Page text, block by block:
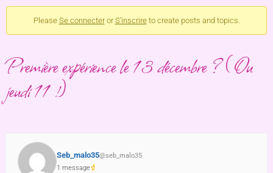
Please Se connecterorS’inscrireto create posts and topics.
Première expérience le 13 décembre ? (Ou
jeudi 11 !)
Seb_malo35@seb_malo35
1 message